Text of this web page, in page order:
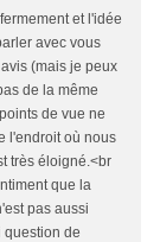
et l'idée
avec vous
(mais je peux
de la même
de vue ne
l'endroit où nous
très éloigné.<br
que la
pas aussi
question de